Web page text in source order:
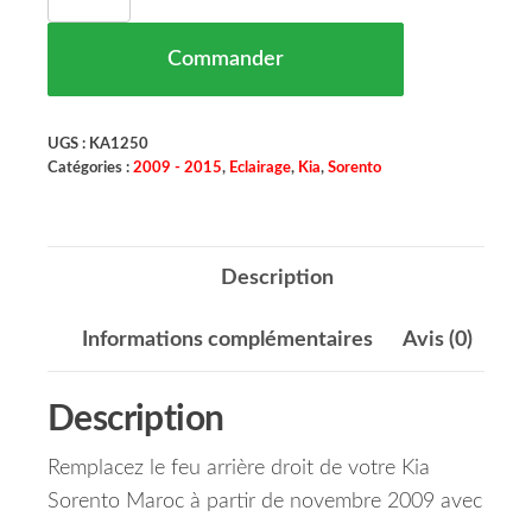
Commander
UGS : KA1250
Catégories : 2009 - 2015, Eclairage, Kia, Sorento
Description
Informations complémentaires Avis (0)
Description
Remplacez le feu arrière droit de votre Kia
Sorento Maroc à partir de novembre 2009 avec